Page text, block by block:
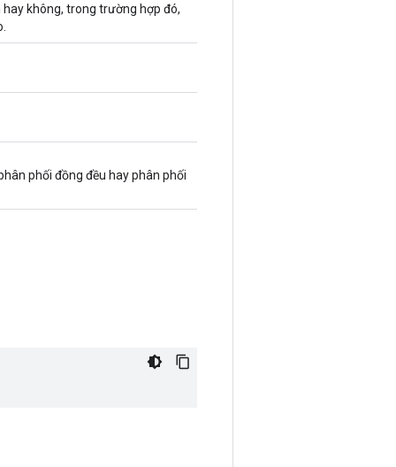
không, trong trường hợp đó,
phối đồng đều hay phân phối